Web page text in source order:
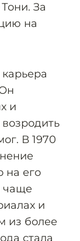
За
на
и
В 1970
на его
чаще
и
из более
стала